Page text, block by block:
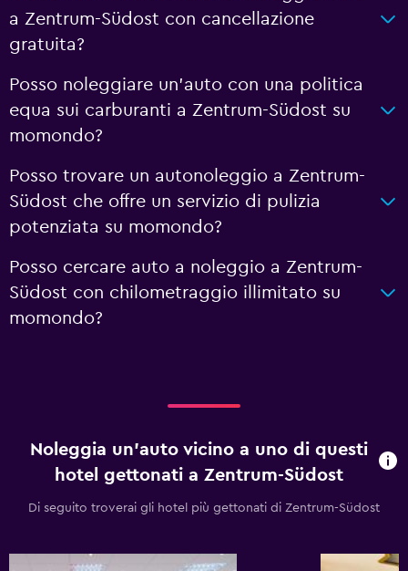
a Zentrum-Südost con cancellazione
gratuita?
Posso noleggiare un'auto con una politica
equa sui carburanti a Zentrum-Südost su
momondo?
Posso trovare un autonoleggio a Zentrum-
Südost che offre un servizio di pulizia
potenziata su momondo?
Posso cercare auto a noleggio a Zentrum-
Südost con chilometraggio illimitato su
momondo?
Noleggia un'auto vicino a uno di questi
hotel gettonati a Zentrum-Südost
Di seguito troverai gli hotel più gettonati di Zentrum-Südost